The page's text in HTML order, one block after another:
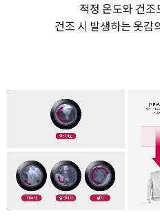
적정 온도와 건조
건조 시 발생하는 옷감